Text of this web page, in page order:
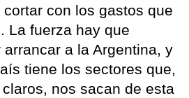
con los gastos que
La fuerza hay que
a la Argentina, y
tiene los sectores que,
nos sacan de esta